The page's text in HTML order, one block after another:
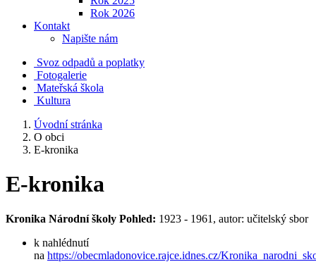
Rok 2026
Kontakt
Napište nám
Svoz odpadů a poplatky
Fotogalerie
Mateřská škola
Kultura
Úvodní stránka
O obci
E-kronika
E-kronika
Kronika Národní školy Pohled: 1923 - 1961, autor: učitelský sbor
k nahlédnutí
na https://obecmladonovice.rajce.idnes.cz/